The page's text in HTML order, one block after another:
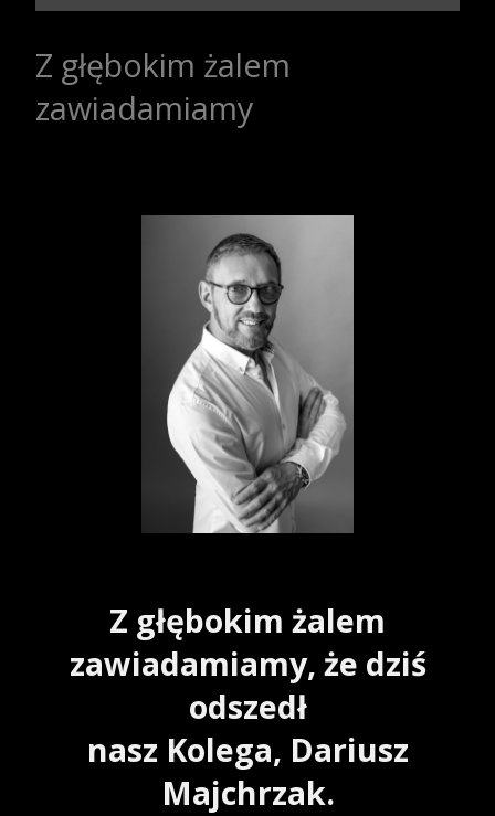
Z głębokim żalem
zawiadamiamy
Z głębokim żalem
zawiadamiamy, że dziś
odszedł
nasz Kolega, Dariusz
Majchrzak.